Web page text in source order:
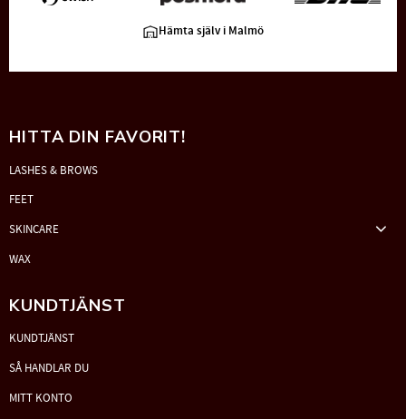
Hämta själv i Malmö
HITTA DIN FAVORIT!
LASHES & BROWS
FEET
SKINCARE
WAX
KUNDTJÄNST
KUNDTJÄNST
SÅ HANDLAR DU
MITT KONTO